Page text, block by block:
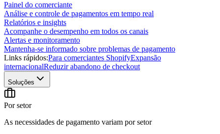
Painel do comerciante
Análise e controle de pagamentos em tempo real
Relatórios e insights
Acompanhe o desempenho em todos os canais
Alertas e monitoramento
Mantenha-se informado sobre problemas de pagamento
Links rápidos:Para comerciantes ShopifyExpansão
internacionalReduzir abandono de checkout
Soluções
Por setor
As necessidades de pagamento variam por setor